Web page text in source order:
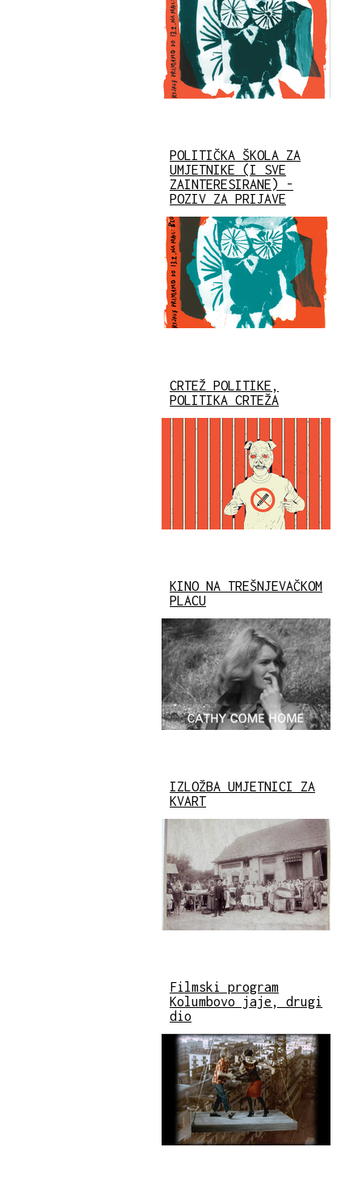
POLITIČKA ŠKOLA ZA
UMJETNIKE (I SVE
ZAINTERESIRANE) -
POZIV ZA PRIJAVE
CRTEŽ POLITIKE,
POLITIKA CRTEŽA
KINO NA TREŠNJEVAČKOM
PLACU
IZLOŽBA UMJETNICI ZA
KVART
Filmski program
Kolumbovo jaje, drugi
dio